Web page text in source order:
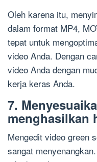
Oleh karena itu,
dalam format MP4,
tepat untuk
video Anda. Dengan
video Anda dengan
kerja keras Anda.
7.
menghasilkan
Mengedit video green
sangat